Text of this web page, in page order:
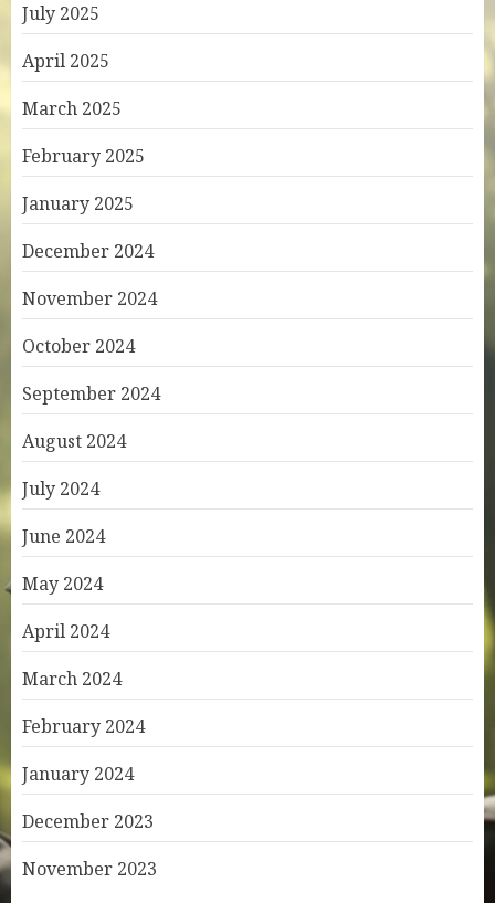
July 2025
April 2025
March 2025
February 2025
January 2025
December 2024
November 2024
October 2024
September 2024
August 2024
July 2024
June 2024
May 2024
April 2024
March 2024
February 2024
January 2024
December 2023
November 2023